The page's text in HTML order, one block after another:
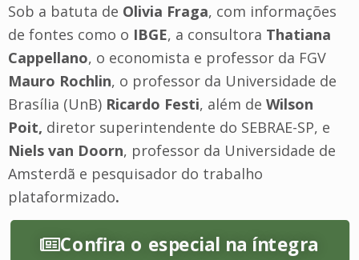
Sob a batuta de Olivia Fraga, com informações
de fontes como o IBGE, a consultora Thatiana
Cappellano, o economista e professor da FGV
Mauro Rochlin, o professor da Universidade de
Brasília (UnB) Ricardo Festi, além de Wilson
Poit, diretor superintendente do SEBRAE-SP, e
Niels van Doorn, professor da Universidade de
Amsterdã e pesquisador do trabalho
plataformizado.
Confira o especial na íntegra